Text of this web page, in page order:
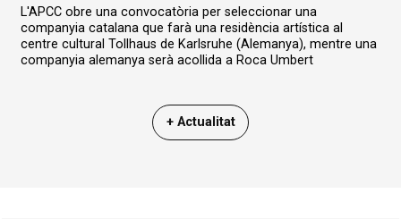
L'APCC obre una convocatòria per seleccionar una
companyia catalana que farà una residència artística al
centre cultural Tollhaus de Karlsruhe (Alemanya), mentre una
companyia alemanya serà acollida a Roca Umbert
+ Actualitat